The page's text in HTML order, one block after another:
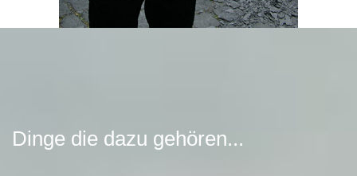
Dinge die dazu gehören...